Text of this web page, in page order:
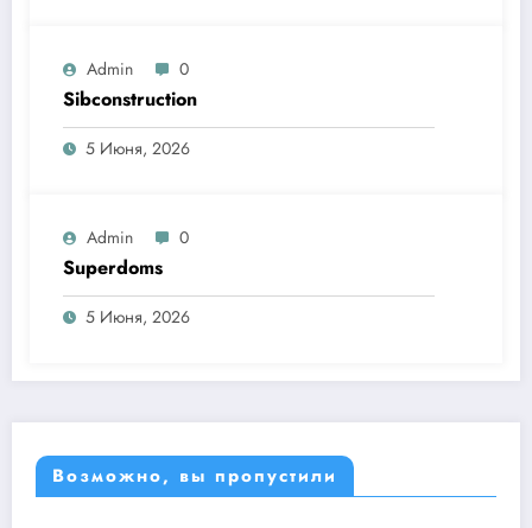
Admin 0
Sibconstruction
5 Июня, 2026
Admin 0
Superdoms
5 Июня, 2026
Возможно, вы пропустили